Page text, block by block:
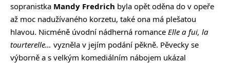
sopranistka Mandy Fredrich byla opět oděna do v opeře
až moc nadužívaného korzetu, také ona má plešatou
hlavou. Nicméně úvodní nádherná romance Elle a fui, la
tourterelle… vyzněla v jejím podání pěkně. Pěvecky se
výborně a s velkým komediálním nábojem ukázal